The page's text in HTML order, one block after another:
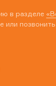
в разделе
или позвонить